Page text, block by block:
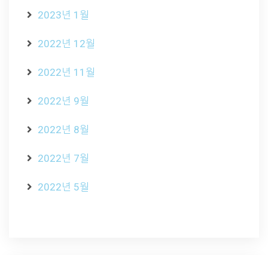
2023년 1월
2022년 12월
2022년 11월
2022년 9월
2022년 8월
2022년 7월
2022년 5월